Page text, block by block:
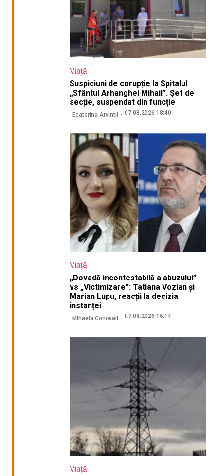
Viață
Suspiciuni de corupție la Spitalul
„Sfântul Arhanghel Mihail”. Șef de
secție, suspendat din funcție
Ecaterina Arvintii 07.08.2026 18:40
Viață
„Dovadă incontestabilă a abuzului”
vs „Victimizare”: Tatiana Vozian și
Marian Lupu, reacții la decizia
instanței
Mihaela Conovali 07.08.2026 16:14
Viață